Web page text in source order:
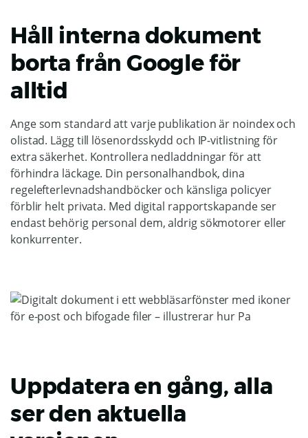
Håll interna dokument
borta från Google för
alltid
Ange som standard att varje publikation är noindex och
olistad. Lägg till lösenordsskydd och IP-vitlistning för
extra säkerhet. Kontrollera nedladdningar för att
förhindra läckage. Din personalhandbok, dina
regelefterlevnadshandböcker och känsliga policyer
förblir helt privata. Med digital rapportskapande ser
endast behörig personal dem, aldrig sökmotorer eller
konkurrenter.
Uppdatera en gång, alla
ser den aktuella